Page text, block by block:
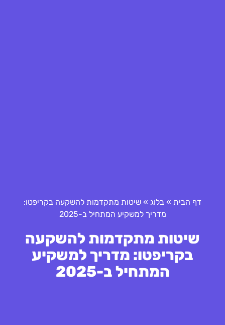
דף הבית » בלוג » שיטות מתקדמות להשקעה בקריפטו:
מדריך למשקיע המתחיל ב-2025
שיטות מתקדמות להשקעה
בקריפטו: מדריך למשקיע
המתחיל ב-2025